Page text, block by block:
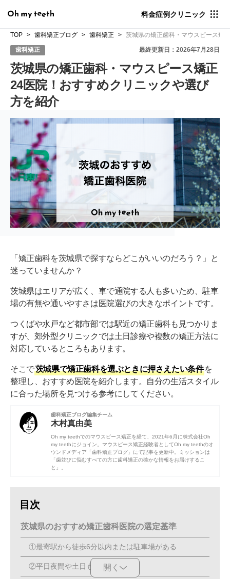
料金症例クリニック
TOP 歯科矯正ブログ 歯科矯正 茨城県の矯正歯科・マウスピース矯
歯科矯正 最終更新日：2026年7月28日
茨城県の矯正歯科・マウスピース矯正
24医院！おすすめクリニックや選び
方を紹介
「矯正歯科を茨城県で探すならどこがいいのだろう？」と
迷っていませんか？
茨城県はエリアが広く、車で通院する人も多いため、駐車
場の有無や通いやすさは医院選びの大きなポイントです。
つくばや水戸など都市部では駅近の矯正歯科も見つかりま
すが、郊外型クリニックでは土日診療や複数の矯正方法に
対応しているところもあります。
そこで茨城県で矯正歯科を選ぶときに押さえたい条件 を
整理し、おすすめ医院を紹介します。自分の生活スタイル
に合った場所を見つける参考にしてください。
歯科矯正ブログ編集チーム
木村真由美
Oh my teethでのマウスピース矯正を経て、2021年6月に株式会社Oh
my teethにジョイン。マウスピース矯正経験者としてOh my teethのオ
ウンドメディア「歯科矯正ブログ」にて記事を更新中。ミッションは
「歯並びに悩むすべての方に歯科矯正の確かな情報をお届けするこ
と」。
目次
茨城県のおすすめ矯正歯科医院の選定基準
①最寄駅から徒歩6分以内または駐車場がある
②平日夜間や土日も診療している
開く